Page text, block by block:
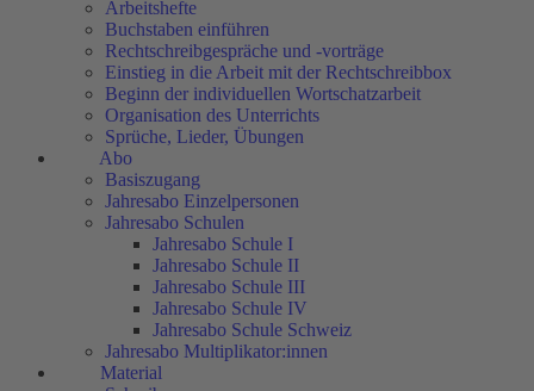
Arbeitshefte
Buchstaben einführen
Rechtschreibgespräche und -vorträge
Einstieg in die Arbeit mit der Rechtschreibbox
Beginn der individuellen Wortschatzarbeit
Organisation des Unterrichts
Sprüche, Lieder, Übungen
Abo
Basiszugang
Jahresabo Einzelpersonen
Jahresabo Schulen
Jahresabo Schule I
Jahresabo Schule II
Jahresabo Schule III
Jahresabo Schule IV
Jahresabo Schule Schweiz
Jahresabo Multiplikator:innen
Material